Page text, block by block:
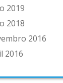
2019
2018
2016
2016